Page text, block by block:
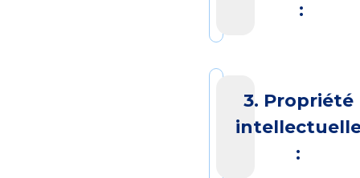
:
3. Propriété
: